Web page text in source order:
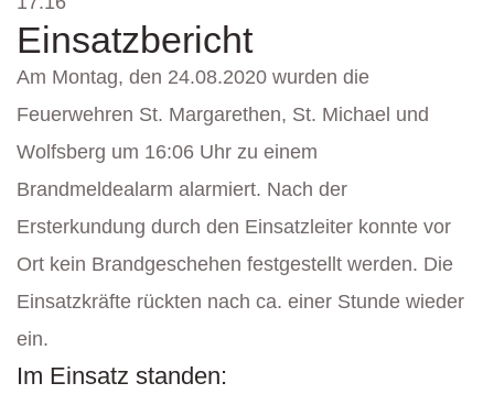
Einsatzbericht
Am Montag, den 24.08.2020 wurden die
Feuerwehren St. Margarethen, St. Michael und
Wolfsberg um 16:06 Uhr zu einem
Brandmeldealarm alarmiert. Nach der
Ersterkundung durch den Einsatzleiter konnte vor
Ort kein Brandgeschehen festgestellt werden. Die
Einsatzkräfte rückten nach ca. einer Stunde wieder
ein.
Im Einsatz standen: